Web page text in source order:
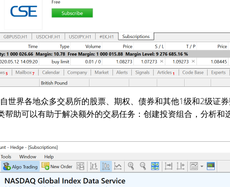
世界各地众多交易所的股票、期权、债券和其他1级和2级证
帮助可以有助于解决额外的交易任务：创建投资组合，分析